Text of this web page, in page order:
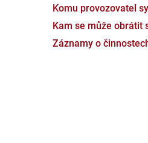
Komu provozovatel
Kam se může obrátit
Záznamy o